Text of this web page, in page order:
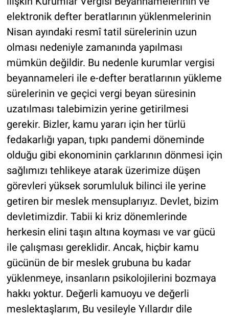
elektronik defter beratlarının yüklenmelerinin
Nisan ayındaki resmî tatil sürelerinin uzun
olması nedeniyle zamanında yapılması
mümkün değildir. Bu nedenle kurumlar vergisi
beyannameleri ile e-defter beratlarının yükleme
sürelerinin ve geçici vergi beyan süresinin
uzatılması talebimizin yerine getirilmesi
gerekir. Bizler, kamu yararı için her türlü
fedakarlığı yapan, tıpkı pandemi döneminde
olduğu gibi ekonominin çarklarının dönmesi için
sağlımızı tehlikeye atarak üzerimize düşen
görevleri yüksek sorumluluk bilinci ile yerine
getiren bir meslek mensuplarıyız. Devlet, bizim
devletimizdir. Tabii ki kriz dönemlerinde
herkesin elini taşın altına koyması ve var gücü
ile çalışması gereklidir. Ancak, hiçbir kamu
gücünün de bir meslek grubuna bu kadar
yüklenmeye, insanların psikolojilerini bozmaya
hakkı yoktur. Değerli kamuoyu ve değerli
meslektaşlarım, Bu vesileyle Yıllardır dile